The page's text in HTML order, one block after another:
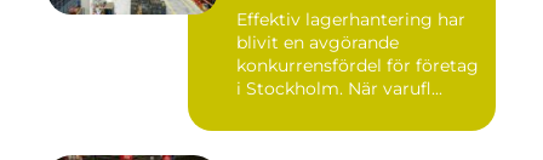
Effektiv lagerhantering har
blivit en avgörande
konkurrensfördel för företag
i Stockholm. När varufl...